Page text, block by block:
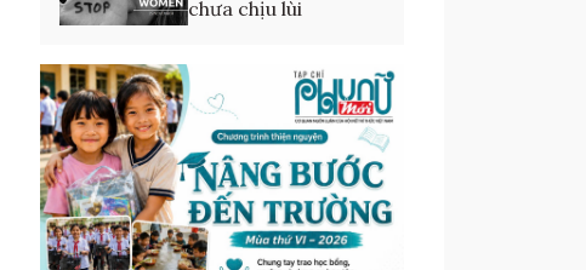
chưa chịu lùi